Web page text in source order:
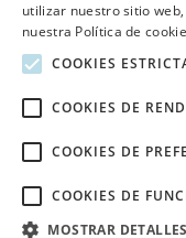
utilizar nuestro sitio
nuestra Política de
COOKIES
COOKIES DE
COOKIES DE
COOKIES DE
MOSTRAR DETALLES